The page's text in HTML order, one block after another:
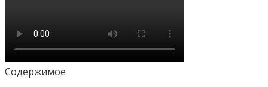
Содержимое